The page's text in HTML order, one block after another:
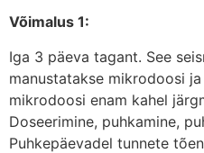
Võimalus 1:
Iga 3 päeva tagant. See
manustatakse mikrodoosi
mikrodoosi enam kahel
Doseerimine, puhkamine,
Puhkepäevadel tunnete